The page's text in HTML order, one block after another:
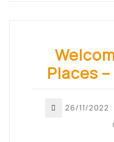
Places
26/11/2022